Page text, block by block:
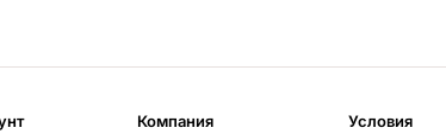
Компания
Условия